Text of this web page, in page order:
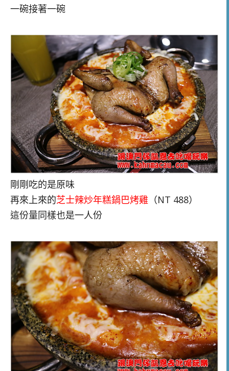
一碗接著一碗
剛剛吃的是原味
再來上來的芝士辣炒年糕鍋巴烤雞 （NT 488）
這份量同樣也是一人份